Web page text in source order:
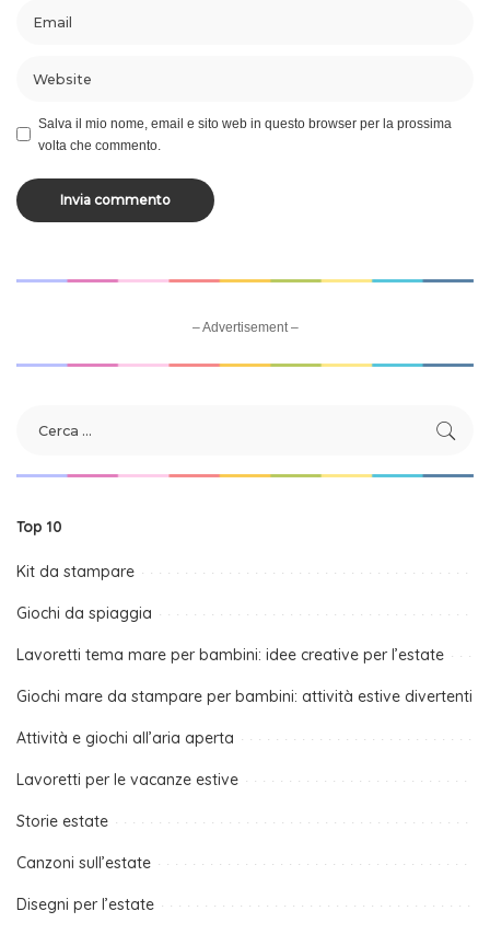
Salva il mio nome, email e sito web in questo browser per la prossima
volta che commento.
– Advertisement –
Top 10
Kit da stampare
Giochi da spiaggia
Lavoretti tema mare per bambini: idee creative per l’estate
Giochi mare da stampare per bambini: attività estive divertenti
Attività e giochi all’aria aperta
Lavoretti per le vacanze estive
Storie estate
Canzoni sull’estate
Disegni per l’estate